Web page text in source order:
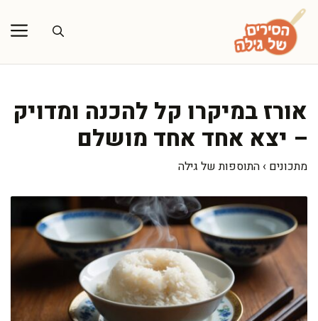
לדלג
לתוכן
אורז במיקרו קל להכנה ומדויק
– יצא אחד אחד מושלם
מתכונים › התוספות של גילה